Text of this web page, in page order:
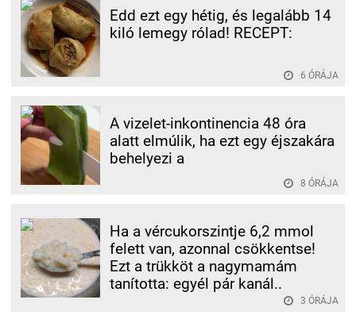
Edd ezt egy hétig, és legalább 14
kiló lemegy rólad! RECEPT:
6 ÓRÁJA
A vizelet-inkontinencia 48 óra
alatt elmúlik, ha ezt egy éjszakára
behelyezi a
8 ÓRÁJA
Ha a vércukorszintje 6,2 mmol
felett van, azonnal csökkentse!
Ezt a trükköt a nagymamám
tanította: egyél pár kanál..
3 ÓRÁJA